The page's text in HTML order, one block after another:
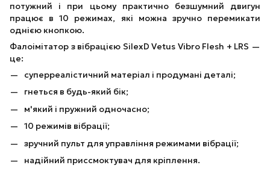
потужний і при цьому практично безшумний двигун
працює в 10 режимах, які можна зручно перемикати
однією кнопкою.
Фалоімітатор з вібрацією SilexD Vetus Vibro Flesh + LRS —
це:
суперреалістичний матеріал і продумані деталі;
гнеться в будь-який бік;
м'який і пружний одночасно;
10 режимів вібрації;
зручний пульт для управління режимами вібрації;
надійний приссмоктувач для кріплення.